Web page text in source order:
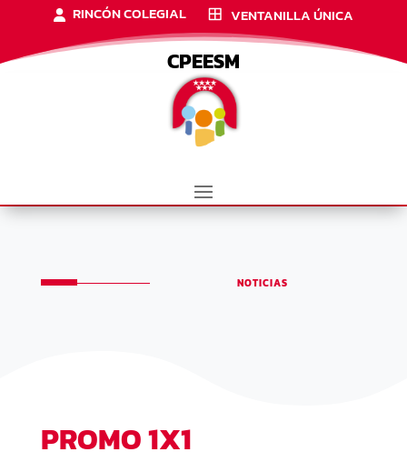
RINCÓN COLEGIAL VENTANILLA ÚNICA
CPEESM
NOTICIAS
PROMO 1X1